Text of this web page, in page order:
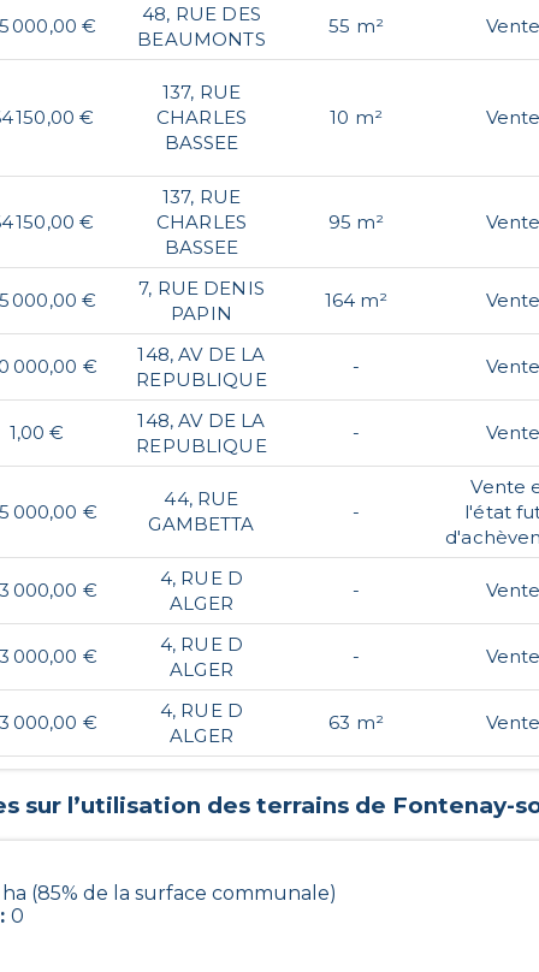
000,00 €
48, RUE DES
BEAUMONTS
55 m²
150,00 €
137, RUE
CHARLES
BASSEE
10 m²
150,00 €
137, RUE
CHARLES
BASSEE
95 m²
000,00 €
7, RUE DENIS
PAPIN
164 m²
000,00 €
148, AV DE LA
REPUBLIQUE
-
1,00 €
148, AV DE LA
REPUBLIQUE
-
000,00 €
44, RUE
GAMBETTA
-
Vente
l'état
000,00 €
4, RUE D
ALGER
-
000,00 €
4, RUE D
ALGER
-
000,00 €
4, RUE D
ALGER
63 m²
sur l’utilisation des terrains de Fontenay-
ha (85% de la surface communale)
0